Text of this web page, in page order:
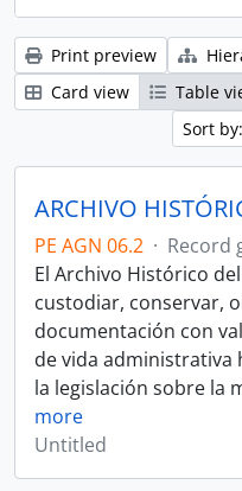
Print preview
Card view
Table
Sort
ARCHIVO
PE AGN 06.2 · Record
El Archivo Histórico
custodiar, conservar,
documentación con
de vida administrativa
la legislación sobre la
more
Untitled